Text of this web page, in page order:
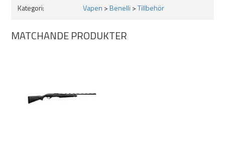
Kategori:
Vapen >Benelli >Tillbehör
MATCHANDE PRODUKTER